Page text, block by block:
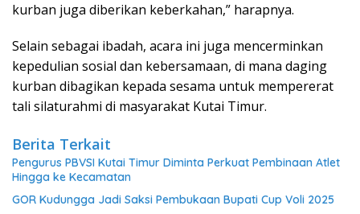
kurban juga diberikan keberkahan,” harapnya.
Selain sebagai ibadah, acara ini juga mencerminkan
kepedulian sosial dan kebersamaan, di mana daging
kurban dibagikan kepada sesama untuk mempererat
tali silaturahmi di masyarakat Kutai Timur.
Berita Terkait
Pengurus PBVSI Kutai Timur Diminta Perkuat Pembinaan Atlet
Hingga ke Kecamatan
GOR Kudungga Jadi Saksi Pembukaan Bupati Cup Voli 2025